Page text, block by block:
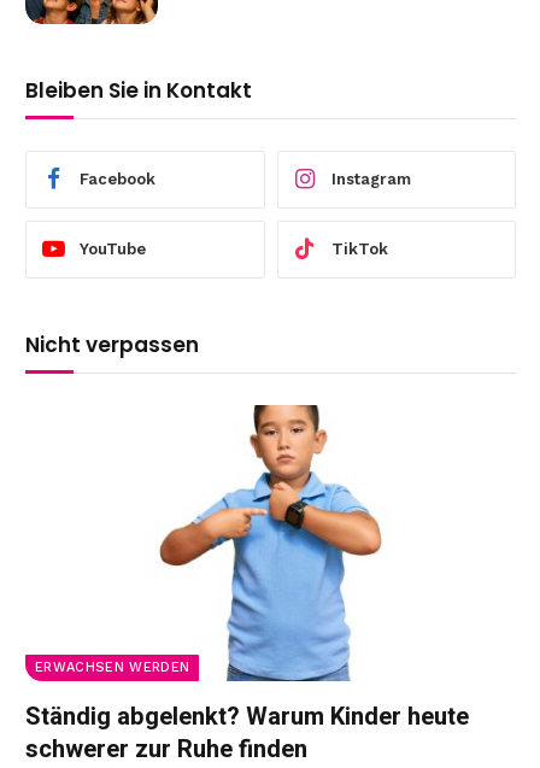
Bleiben Sie in Kontakt
Facebook Instagram
YouTube TikTok
Nicht verpassen
ERWACHSEN WERDEN
Ständig abgelenkt? Warum Kinder heute
schwerer zur Ruhe finden